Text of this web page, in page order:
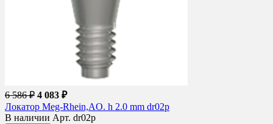
6 586 ₽ 4 083 ₽
Локатор Meg-Rhein,AO. h 2.0 mm dr02p
В наличии Арт. dr02p